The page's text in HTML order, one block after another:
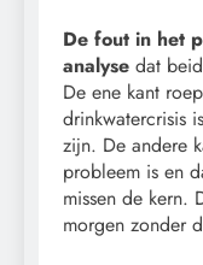
De fout in het
analyse dat
De ene kant
drinkwatercrisis
zijn. De andere
probleem is en
missen de kern.
morgen zonder